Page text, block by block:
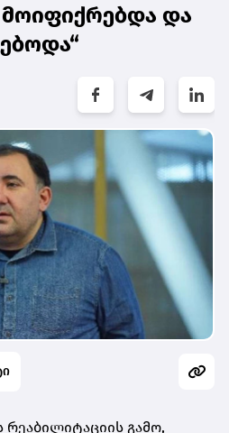
მოიფიქრებდა და
რეაბილიტაციის გამო,